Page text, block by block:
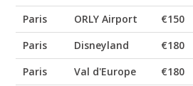
Paris ORLY Airport €150
Paris
Disneyland €180
Paris
Val d'Europe €180